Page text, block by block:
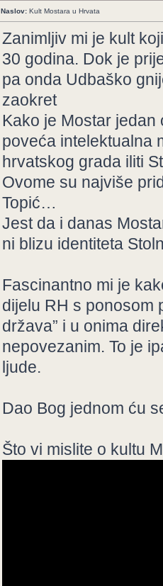
Naslov: Kult Mostara u Hrvata
Zanimljiv mi je kult
30 godina. Dok je
pa onda Udbaško
zaokret
Kako je Mostar
poveća intelektualna
hrvatskog grada iliti
Ovome su najviše
Topić…
Jest da i danas
ni blizu identiteta
Fascinantno mi je
dijelu RH s ponosom
država” i u onima
nepovezanim. To je
ljude.
Dao Bog jednom ću
Što vi mislite o kultu